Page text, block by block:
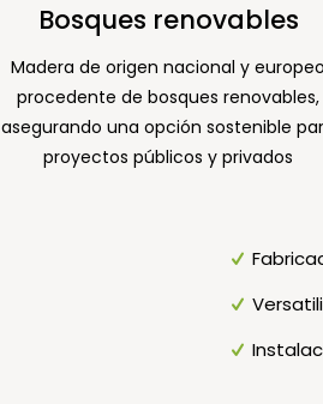
Bosques renovables
Madera de origen nacional y europeo
procedente de bosques renovables,
asegurando una opción sostenible
proyectos públicos y privados